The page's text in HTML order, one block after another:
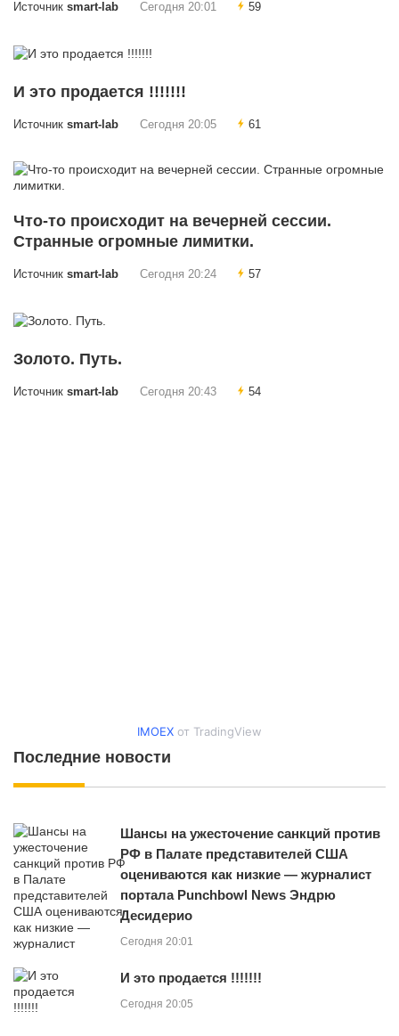
Источник smart-lab Сегодня 20:01 59
И это продается !!!!!!!
Источник smart-lab Сегодня 20:05 61
Что-то происходит на вечерней сессии.
Странные огромные лимитки.
Источник smart-lab Сегодня 20:24 57
Золото. Путь.
Источник smart-lab Сегодня 20:43 54
IMOEX от TradingView
Последние новости
Шансы на ужесточение санкций против
РФ в Палате представителей США
оцениваются как низкие — журналист
портала Punchbowl News Эндрю
Десидерио
Сегодня 20:01
И это продается !!!!!!!
Сегодня 20:05